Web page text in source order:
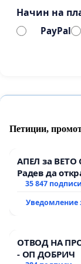
за
мощност,
спре
мрежата.
Начин на
PayPal
Петиции,
АПЕЛ за ВЕТО
Радев да
тъмното
35 847 подписи
Уведомление
ОТВОД НА
- ОП ДОБРИЧ